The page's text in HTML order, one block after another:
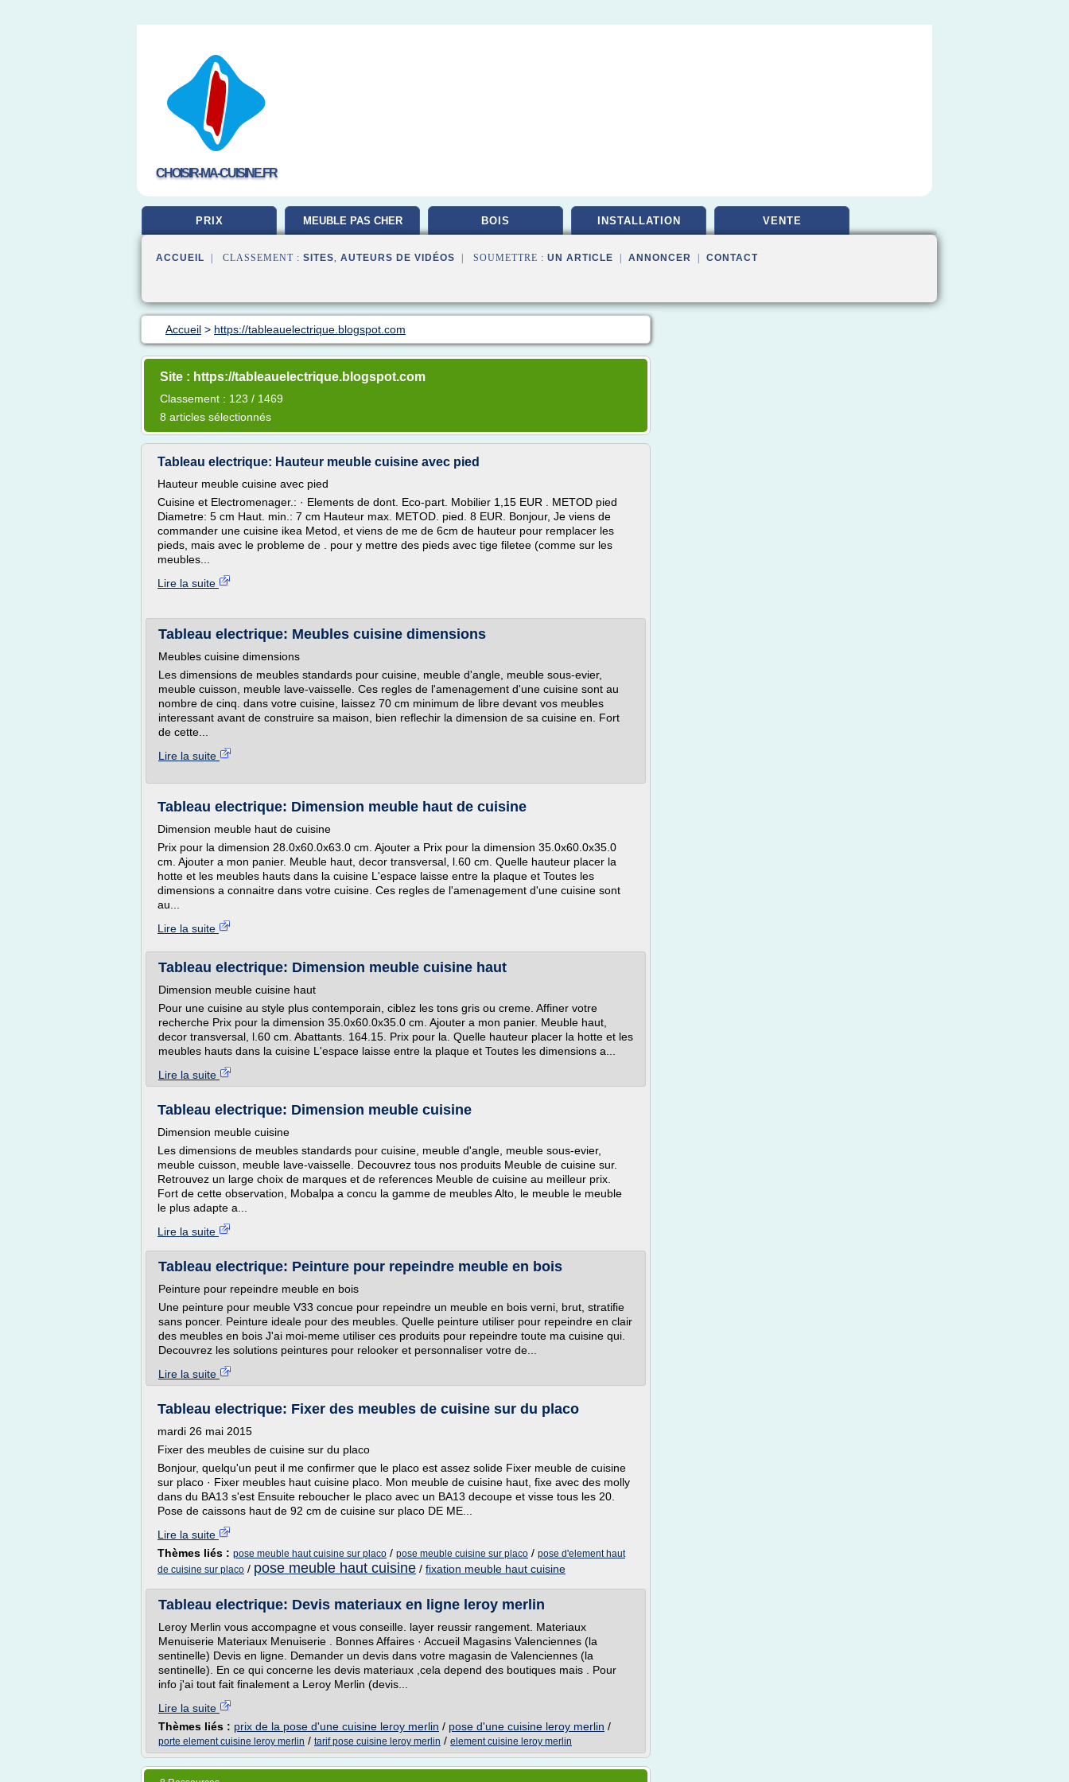
CHOISIR-MA-CUISINE.FR
PRIX MEUBLE PAS CHER BOIS INSTALLATION VENTE
ACCUEIL | CLASSEMENT : SITES, AUTEURS DE VIDÉOS | SOUMETTRE : UN ARTICLE ANNONCER CONTACT
Accueil > https://tableauelectrique.blogspot.com
Site : https://tableauelectrique.blogspot.com
Classement : 123 / 1469
8 articles sélectionnés
Tableau electrique: Hauteur meuble cuisine avec pied
Hauteur meuble cuisine avec pied
Cuisine et Electromenager.: · Elements de dont. Eco-part. Mobilier 1,15 EUR . METOD pied
Diametre: 5 cm Haut. min.: 7 cm Hauteur max. METOD. pied. 8 EUR. Bonjour, Je viens de
commander une cuisine ikea Metod, et viens de me de 6cm de hauteur pour remplacer les
pieds, mais avec le probleme de . pour y mettre des pieds avec tige filetee (comme sur les
meubles...
Lire la suite
Tableau electrique: Meubles cuisine dimensions
Meubles cuisine dimensions
Les dimensions de meubles standards pour cuisine, meuble d'angle, meuble sous-evier,
meuble cuisson, meuble lave-vaisselle. Ces regles de l'amenagement d'une cuisine sont au
nombre de cinq. dans votre cuisine, laissez 70 cm minimum de libre devant vos meubles
interessant avant de construire sa maison, bien reflechir la dimension de sa cuisine en. Fort
de cette...
Lire la suite
Tableau electrique: Dimension meuble haut de cuisine
Dimension meuble haut de cuisine
Prix pour la dimension 28.0x60.0x63.0 cm. Ajouter a Prix pour la dimension 35.0x60.0x35.0
cm. Ajouter a mon panier. Meuble haut, decor transversal, l.60 cm. Quelle hauteur placer la
hotte et les meubles hauts dans la cuisine L'espace laisse entre la plaque et Toutes les
dimensions a connaitre dans votre cuisine. Ces regles de l'amenagement d'une cuisine sont
au...
Lire la suite
Tableau electrique: Dimension meuble cuisine haut
Dimension meuble cuisine haut
Pour une cuisine au style plus contemporain, ciblez les tons gris ou creme. Affiner votre
recherche Prix pour la dimension 35.0x60.0x35.0 cm. Ajouter a mon panier. Meuble haut,
decor transversal, l.60 cm. Abattants. 164.15. Prix pour la. Quelle hauteur placer la hotte et les
meubles hauts dans la cuisine L'espace laisse entre la plaque et Toutes les dimensions a...
Lire la suite
Tableau electrique: Dimension meuble cuisine
Dimension meuble cuisine
Les dimensions de meubles standards pour cuisine, meuble d'angle, meuble sous-evier,
meuble cuisson, meuble lave-vaisselle. Decouvrez tous nos produits Meuble de cuisine sur.
Retrouvez un large choix de marques et de references Meuble de cuisine au meilleur prix.
Fort de cette observation, Mobalpa a concu la gamme de meubles Alto, le meuble le meuble
le plus adapte a...
Lire la suite
Tableau electrique: Peinture pour repeindre meuble en bois
Peinture pour repeindre meuble en bois
Une peinture pour meuble V33 concue pour repeindre un meuble en bois verni, brut, stratifie
sans poncer. Peinture ideale pour des meubles. Quelle peinture utiliser pour repeindre en clair
des meubles en bois J'ai moi-meme utiliser ces produits pour repeindre toute ma cuisine qui.
Decouvrez les solutions peintures pour relooker et personnaliser votre de...
Lire la suite
Tableau electrique: Fixer des meubles de cuisine sur du placo
mardi 26 mai 2015
Fixer des meubles de cuisine sur du placo
Bonjour, quelqu'un peut il me confirmer que le placo est assez solide Fixer meuble de cuisine
sur placo · Fixer meubles haut cuisine placo. Mon meuble de cuisine haut, fixe avec des molly
dans du BA13 s'est Ensuite reboucher le placo avec un BA13 decoupe et visse tous les 20.
Pose de caissons haut de 92 cm de cuisine sur placo DE ME...
Lire la suite
Thèmes liés : pose meuble haut cuisine sur placo / pose meuble cuisine sur placo / pose d'element haut
de cuisine sur placo / pose meuble haut cuisine / fixation meuble haut cuisine
Tableau electrique: Devis materiaux en ligne leroy merlin
Leroy Merlin vous accompagne et vous conseille. layer reussir rangement. Materiaux
Menuiserie Materiaux Menuiserie . Bonnes Affaires · Accueil Magasins Valenciennes (la
sentinelle) Devis en ligne. Demander un devis dans votre magasin de Valenciennes (la
sentinelle). En ce qui concerne les devis materiaux ,cela depend des boutiques mais . Pour
info j'ai tout fait finalement a Leroy Merlin (devis...
Lire la suite
Thèmes liés : prix de la pose d'une cuisine leroy merlin / pose d'une cuisine leroy merlin /
porte element cuisine leroy merlin / tarif pose cuisine leroy merlin / element cuisine leroy merlin